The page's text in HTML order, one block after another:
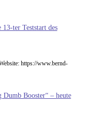
13-ter Teststart des
https://www.bernd-
Dumb Booster“ – heute